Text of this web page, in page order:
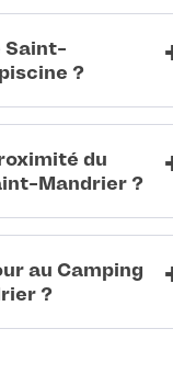
Saint-
?
du
Mandrier ?
au Camping
?